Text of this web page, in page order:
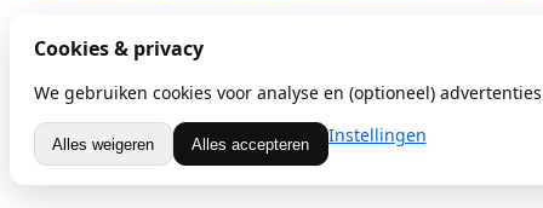
Cookies & privacy
We gebruiken cookies voor analyse en (optioneel)
Alles weigeren Alles accepteren Instellingen